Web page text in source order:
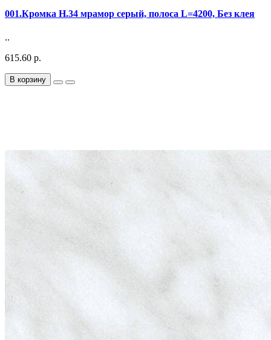
001.Кромка Н.34 мрамор серый, полоса L=4200, Без клея
..
615.60 р.
В корзину